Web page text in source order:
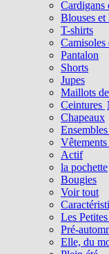
Cardigans
Blouses et
T-shirts
Camisoles
Pantalon
Shorts
Jupes
Maillots
Ceintures
Chapeaux
Actif
la pochette
Bougies
Voir tout
Les Petites
Pré-
Elle, du